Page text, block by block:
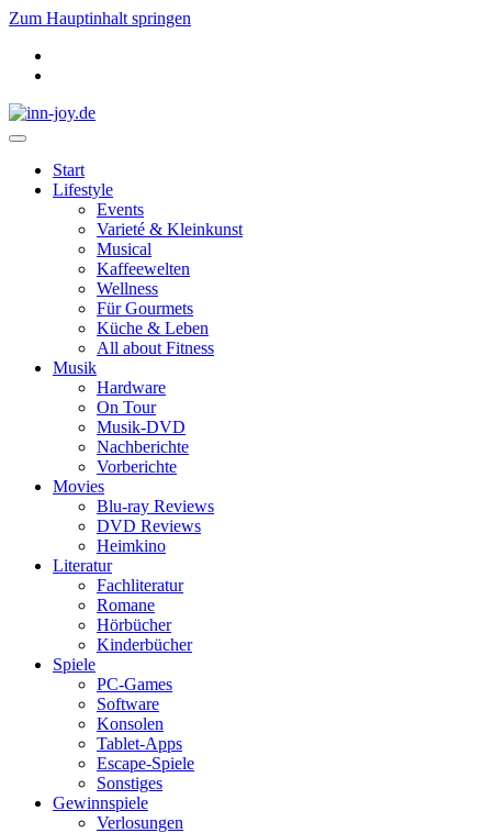
Zum Hauptinhalt springen
Start
Lifestyle
Events
Varieté & Kleinkunst
Musical
Kaffeewelten
Wellness
Für Gourmets
Küche & Leben
All about Fitness
Musik
Hardware
On Tour
Musik-DVD
Nachberichte
Vorberichte
Movies
Blu-ray Reviews
DVD Reviews
Heimkino
Literatur
Fachliteratur
Romane
Hörbücher
Kinderbücher
Spiele
PC-Games
Software
Konsolen
Tablet-Apps
Escape-Spiele
Sonstiges
Gewinnspiele
Verlosungen